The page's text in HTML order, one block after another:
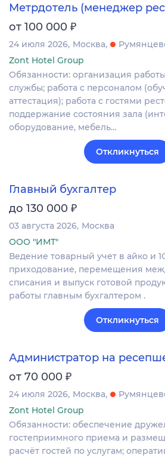
Метрдотель (менеджер
от 100 000 ₽
24 июля 2026 Москва
Zont Hotel Group
Обязанности: организация
службы; работа с персоналом
аттестация); работа с гостями
поддержание состояния зала
оборудование, мебель…
Откликнуться
Главный бухгалтер
до 130 000 ₽
03 августа 2026 Москва
ООО "ИМТ"
Ведение товарный учет в айко и
приходование, перемещения
списания и выпуск готовой
работы главным бухгалтером .
Откликнуться
Администратор на
от 70 000 ₽
24 июля 2026 Москва
Zont Hotel Group
Обязанности: обеспечение
гостеприимного приема и
расчёт гостей по услугам;